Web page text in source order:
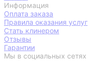
Информация
Оплата заказа
Правила оказания услуг
Стать клинером
Отзывы
Гарантии
Мы в социальных сетях